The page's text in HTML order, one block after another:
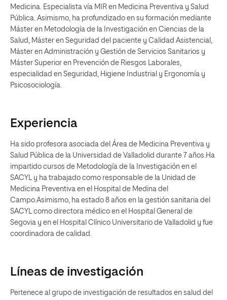
Medicina. Especialista vía MIR en Medicina Preventiva y Salud
Pública. Asimismo, ha profundizado en su formación mediante
Máster en Metodología de la Investigación en Ciencias de la
Salud, Máster en Seguridad del paciente y Calidad Asistencial,
Máster en Administración y Gestión de Servicios Sanitarios y
Máster Superior en Prevención de Riesgos Laborales,
especialidad en Seguridad, Higiene Industrial y Ergonomía y
Psicosociología.
Experiencia
Ha sido profesora asociada del Área de Medicina Preventiva y
Salud Pública de la Universidad de Valladolid durante 7 años.Ha
impartido cursos de Metodología de la Investigación en el
SACYL y ha trabajado como responsable de la Unidad de
Medicina Preventiva en el Hospital de Medina del
Campo.Asimismo, ha estado 8 años en la gestión sanitaria del
SACYL como directora médico en el Hospital General de
Segovia y en el Hospital Clínico Universitario de Valladolid y fue
coordinadora de calidad.
Líneas de investigación
Pertenece al grupo de investigación de resultados en salud del